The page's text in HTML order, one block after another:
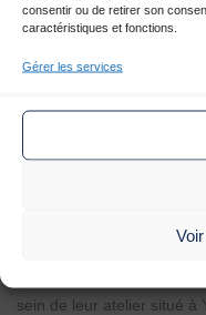
consentir ou de retirer son
caractéristiques et fonctions.
Gérer les services
Coque en Bois est née de
mettre en avant ce
abordé ce matériau en
imagination afin d’aboutir
sein de leur atelier situé à